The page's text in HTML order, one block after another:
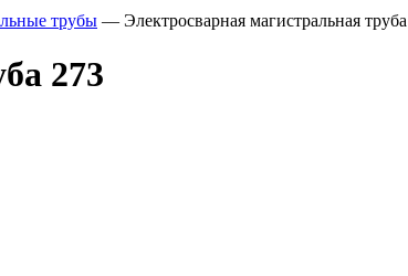
трубы — Электросварная магистральная
273